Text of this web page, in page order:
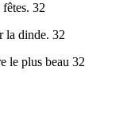
32
la dinde. 32
le plus beau 32